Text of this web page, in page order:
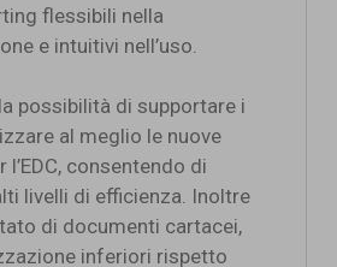
flessibili nella
e intuitivi nell’uso.
possibilità di supportare i
al meglio le nuove
consentendo di
livelli di efficienza. Inoltre
di documenti cartacei,
inferiori rispetto